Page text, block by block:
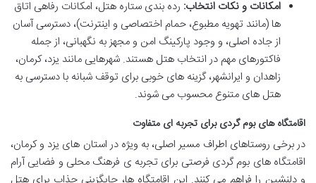
امکانات و نکات انتخاب: رده بندی ستاره هتل، امکانات رفاهی اتاق
ها (مانند تهویه مطبوع، حمام اختصاصی و اینترنت)، دسترسی آسان
از جاده اصلی، و وجود پارکینگ امن و مجهز به نگهبانی، از جمله
فاکتورهای مهم در انتخاب هتل هستند. شهرهایی مانند یزد، کرمان،
زاهدان و ایرانشهر، گزینه های خوبی برای توقف شبانه با دسترسی به
هتل های متنوع محسوب می شوند.
اقامتگاه های بوم گردی برای تجربه ای متفاوت
در برخی روستاهای اطراف مسیر اصلی، به ویژه در استان های یزد و کرمان،
اقامتگاه های بوم گردی فرصتی برای تجربه ی فرهنگ محلی و فضایی آرام